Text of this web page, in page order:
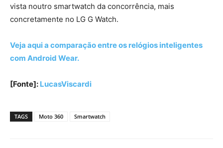
vista noutro smartwatch da concorrência, mais
concretamente no LG G Watch.
Veja aqui a comparação entre os relógios inteligentes
com Android Wear.
[Fonte]: LucasViscardi
TAGS Moto 360 Smartwatch